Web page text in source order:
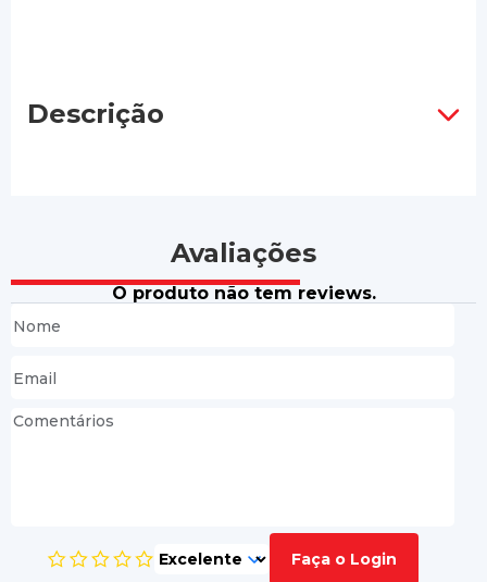
Descrição
Avaliações
O produto não tem reviews.
Faça o Login